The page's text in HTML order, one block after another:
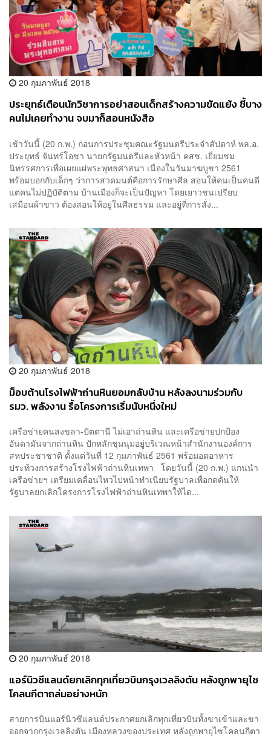
20 กุมภาพันธ์ 2018
ประยุทธ์เตือนนักวิชาการอย่าสอนเด็กสร้างความขัดแย้ง ชี้บาง
คนไม่เคยทำงาน จบมาก็สอนหนังสือ
เช้าวันนี้ (20 ก.พ.) ก่อนการประชุมคณะรัฐมนตรีประจำสัปดาห์ พล.อ.
ประยุทธ์ จันทร์โอชา นายกรัฐมนตรีและหัวหน้า คสช. เยี่ยมชม
นิทรรศการเพื่อเผยแผ่พระพุทธศาสนา เนื่องในวันมาฆบูชา 2561
พร้อมบอกกับเด็กๆ ว่าการสวดมนต์คือการรักษาศีล สอนให้คนเป็นคนดี
แต่คนไม่ปฏิบัติตาม บ้านเมืองก็จะเป็นปัญหา โดยเยาวชนเปรียบ
เสมือนผ้าขาว ต้องสอนให้อยู่ในศีลธรรม และอยู่ที่การสั่ง...
20 กุมภาพันธ์ 2018
ม็อบต้านโรงไฟฟ้าถ่านหินยอมกลับบ้าน หลังลงนามร่วมกับ
รมว. พลังงาน รื้อโครงการเริ่มนับหนึ่งใหม่
เครือข่ายคนสงขลา-ปัตตานี ไม่เอาถ่านหิน และเครือข่ายปกป้อง
อันดามันจากถ่านหิน ปักหลักชุมนุมอยู่บริเวณหน้าสำนักงานองค์การ
สหประชาชาติ ตั้งแต่วันที่ 12 กุมภาพันธ์ 2561 พร้อมอดอาหาร
ประท้วงการสร้างโรงไฟฟ้าถ่านหินเทพา โดยวันนี้ (20 ก.พ.) แกนนำ
เครือข่ายฯ เตรียมเคลื่อนไหวไปหน้าทำเนียบรัฐบาลเพื่อกดดันให้
รัฐบาลยกเลิกโครงการโรงไฟฟ้าถ่านหินเทพาให้ได...
20 กุมภาพันธ์ 2018
แอร์นิวซีแลนด์ยกเลิกทุกเที่ยวบินกรุงเวลลิงตัน หลังถูกพายุไซ
โคลนกีตาถล่มอย่างหนัก
สายการบินแอร์นิวซีแลนด์ประกาศยกเลิกทุกเที่ยวบินทั้งขาเข้าและขา
ออกจากกรุงเวลลิงตัน เมืองหลวงของประเทศ หลังถูกพายุไซโคลนกีตา